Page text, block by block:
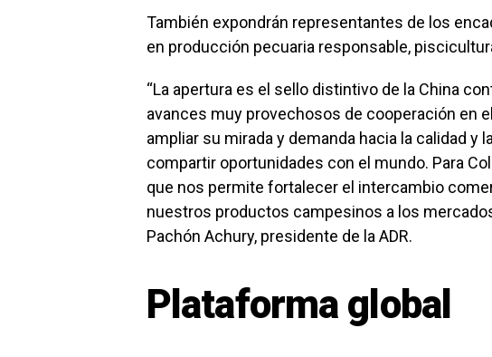
También expondrán representantes de los
en producción pecuaria responsable,
“La apertura es el sello distintivo de la China
avances muy provechosos de cooperación en
ampliar su mirada y demanda hacia la calidad y
compartir oportunidades con el mundo. Para
que nos permite fortalecer el intercambio
nuestros productos campesinos a los
Pachón Achury, presidente de la ADR.
Plataforma global